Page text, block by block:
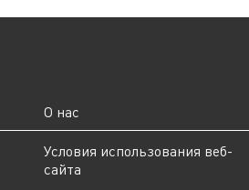
О нас
Условия использования веб-
сайта